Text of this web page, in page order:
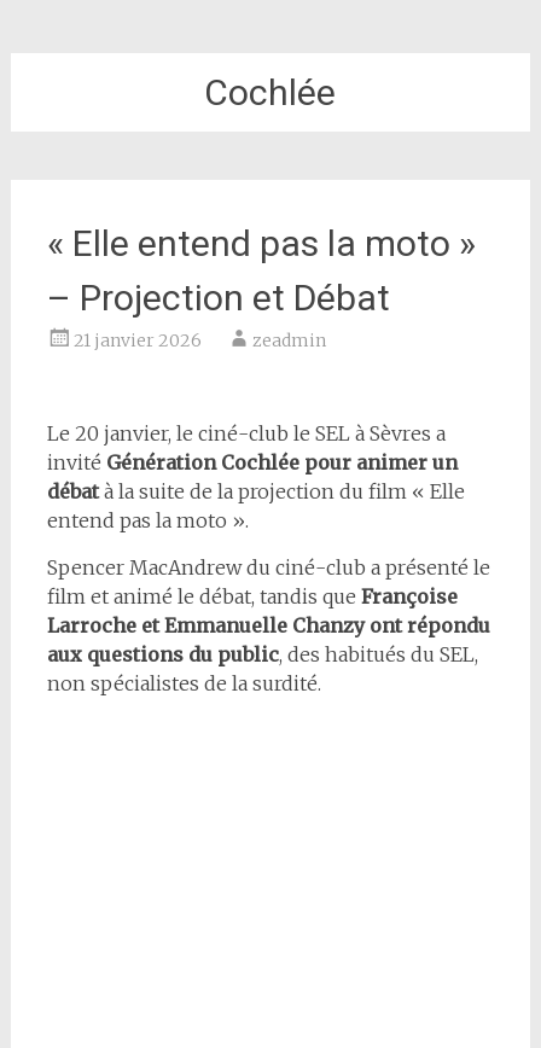
Cochlée
« Elle entend pas la moto »
– Projection et Débat
21 janvier 2026 zeadmin
Le 20 janvier, le ciné-club le SEL à Sèvres a
invité Génération Cochlée pour animer un
débatà la suite de la projection du film « Elle
entend pas la moto ».
Spencer MacAndrew du ciné-club a présenté le
film et animé le débat, tandis que Françoise
Larroche et Emmanuelle Chanzy ont répondu
aux questions du public, des habitués du SEL,
non spécialistes de la surdité.